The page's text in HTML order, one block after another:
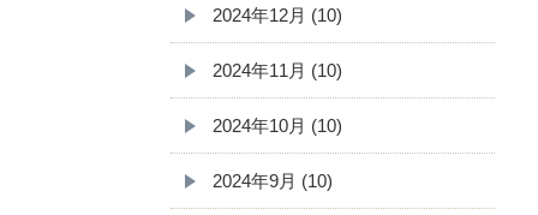
2024年12月 (10)
2024年11月 (10)
2024年10月 (10)
2024年9月 (10)